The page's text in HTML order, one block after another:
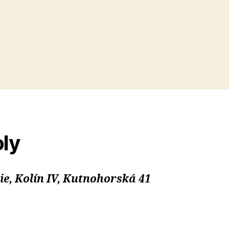
Kolín IV, Kutnohorská 41